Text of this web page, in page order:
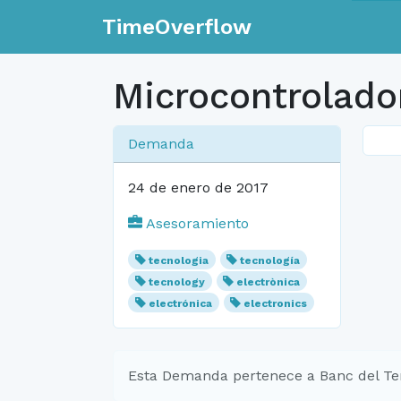
TimeOverflow
Demanda
24 de enero de 2017
Asesoramiento
tecnologia
tecnología
tecnology
electrònica
electrónica
electronics
Esta Demanda pertenece a Banc del